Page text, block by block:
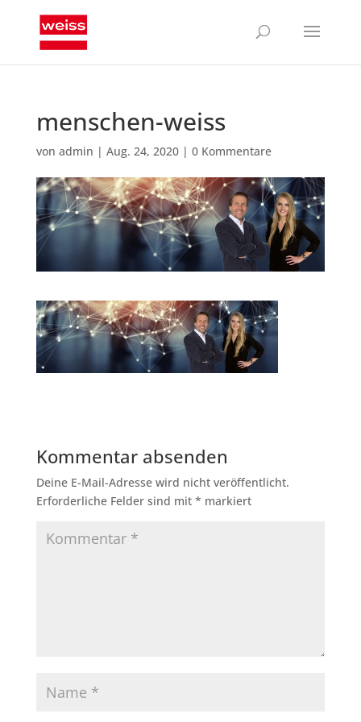
menschen-weiss
von admin | Aug. 24, 2020| 0 Kommentare
Kommentar absenden
Deine E-Mail-Adresse wird nicht veröffentlicht.
Erforderliche Felder sind mit * markiert